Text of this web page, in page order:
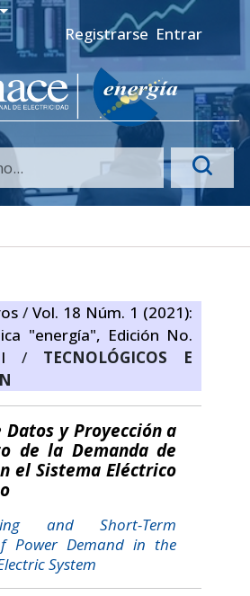
principal
Registrarse Entrar
/ Vol. 18 Núm. 1 (2021):
"energía", Edición No.
I /
TECNOLÓGICOS E
y Proyección a
de la Demanda de
el Sistema Eléctrico
and Short-Term
Power Demand in the
System